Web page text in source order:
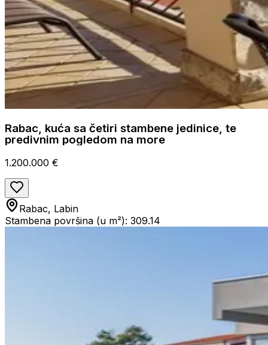
Rabac, kuća sa četiri stambene jedinice, te
predivnim pogledom na more
1.200.000 €
Rabac, Labin
Stambena površina (u m²): 309.14